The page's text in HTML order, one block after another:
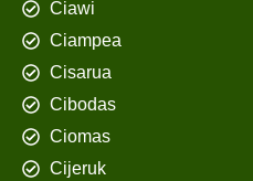
Ciawi
Ciampea
Cisarua
Cibodas
Ciomas
Cijeruk